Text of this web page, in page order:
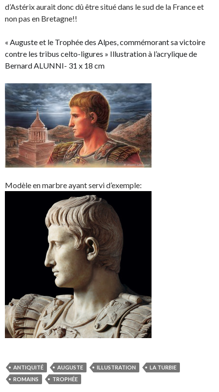
d’Astérix aurait donc dû être situé dans le sud de la France et
non pas en Bretagne!!
« Auguste et le Trophée des Alpes, commémorant sa victoire
contre les tribus celto-ligures » Illustration à l’acrylique de
Bernard ALUNNI- 31 x 18 cm
Modèle en marbre ayant servi d’exemple:
ANTIQUITÉ AUGUSTE ILLUSTRATION
LA TURBIE
ROMAINS
TROPHÉE